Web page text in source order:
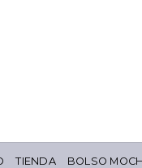
TIENDA BOLSO